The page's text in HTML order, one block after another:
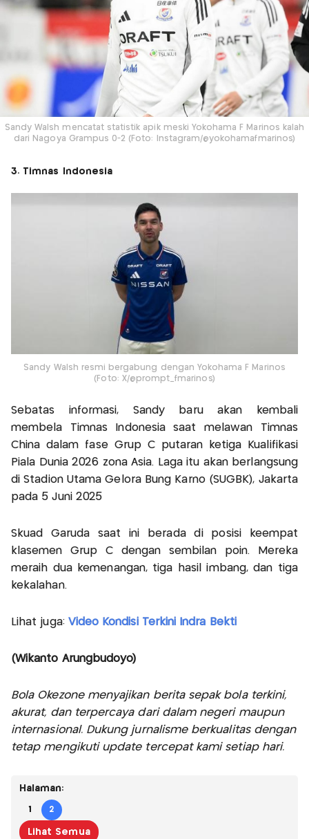
Sandy Walsh mencatat statistik apik meski Yokohama F Marinos kalah
dari Nagoya Grampus 0-2 (Foto: Instagram/@yokohamafmarinos)
3. Timnas Indonesia
Sandy Walsh resmi bergabung dengan Yokohama F Marinos
(Foto: X/@prompt_fmarinos)
Sebatas informasi, Sandy baru akan kembali
membela Timnas Indonesia saat melawan Timnas
China dalam fase Grup C putaran ketiga Kualifikasi
Piala Dunia 2026 zona Asia. Laga itu akan berlangsung
di Stadion Utama Gelora Bung Karno (SUGBK), Jakarta
pada 5 Juni 2025
Skuad Garuda saat ini berada di posisi keempat
klasemen Grup C dengan sembilan poin. Mereka
meraih dua kemenangan, tiga hasil imbang, dan tiga
kekalahan.
Lihat juga: Video Kondisi Terkini Indra Bekti
(Wikanto Arungbudoyo)
Bola Okezone menyajikan berita sepak bola terkini,
akurat, dan terpercaya dari dalam negeri maupun
internasional. Dukung jurnalisme berkualitas dengan
tetap mengikuti update tercepat kami setiap hari.
Halaman:
1 2
Lihat Semua